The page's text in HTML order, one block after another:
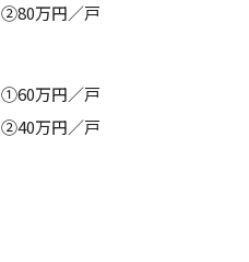
②80万円／戸
①60万円／戸
②40万円／戸